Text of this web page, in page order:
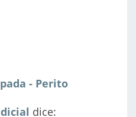
- Perito
dice: